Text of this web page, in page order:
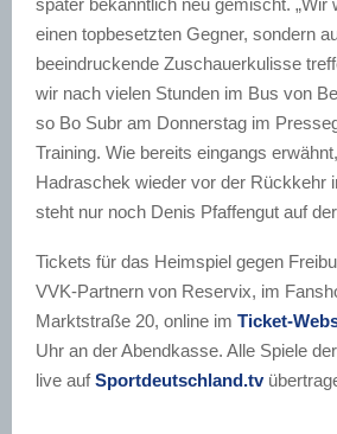
einen topbesetzten Gegner, sondern
beeindruckende Zuschauerkulisse
wir nach vielen Stunden im Bus von
so Bo Subr am Donnerstag im
Training. Wie bereits eingangs
Hadraschek wieder vor der Rückkehr
steht nur noch Denis Pfaffengut auf
Tickets für das Heimspiel gegen
VVK-Partnern von Reservix, im
Marktstraße 20, online im Ticket-
Uhr an der Abendkasse. Alle Spiele
live aufSportdeutschland.tv